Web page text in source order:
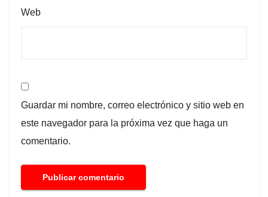
Web
Guardar mi nombre, correo electrónico y sitio web en
este navegador para la próxima vez que haga un
comentario.